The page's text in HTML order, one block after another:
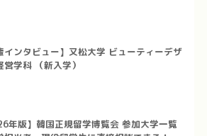
インタビュー】又松大学 ビューティーデザ
営学科 （新入学）
年版】韓国正規留学博覧会 参加大学一覧